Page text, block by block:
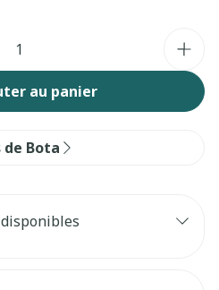
au panier
Bota